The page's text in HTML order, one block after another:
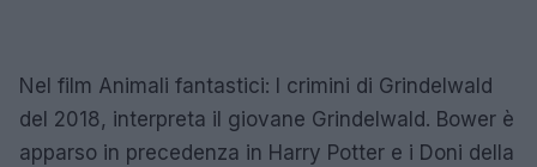
Nel film Animali fantastici: I crimini di Grindelwald
del 2018, interpreta il giovane Grindelwald. Bower è
apparso in precedenza in Harry Potter e i Doni della